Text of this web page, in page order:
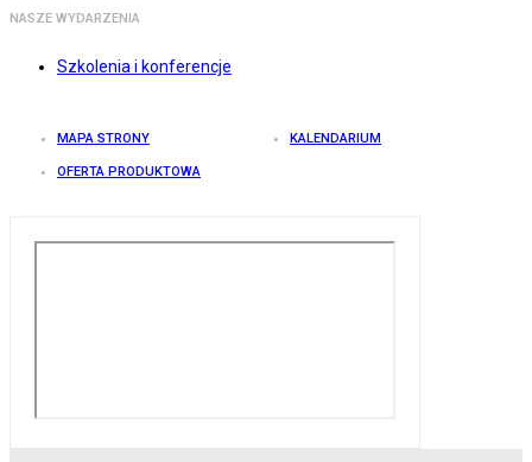
NASZE WYDARZENIA
Szkolenia i konferencje
MAPA STRONY KALENDARIUM
OFERTA PRODUKTOWA